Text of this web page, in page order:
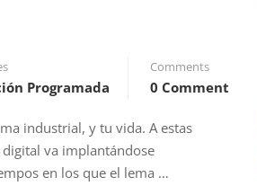
Programada
Comments
0 Comment
industrial, y tu vida. A estas
va implantándose
en los que el lema …